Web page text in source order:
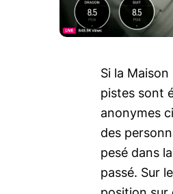
Si la
pistes sont
anonymes
des
pesé dans
passé. Sur